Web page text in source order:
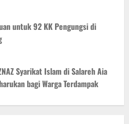
untuk 92 KK Pengungsi di
Syarikat Islam di Salareh Aia
bagi Warga Terdampak